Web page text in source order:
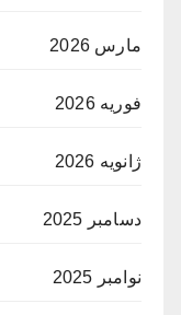
مارس 2026
فوریه 2026
ژانویه 2026
دسامبر 2025
نوامبر 2025